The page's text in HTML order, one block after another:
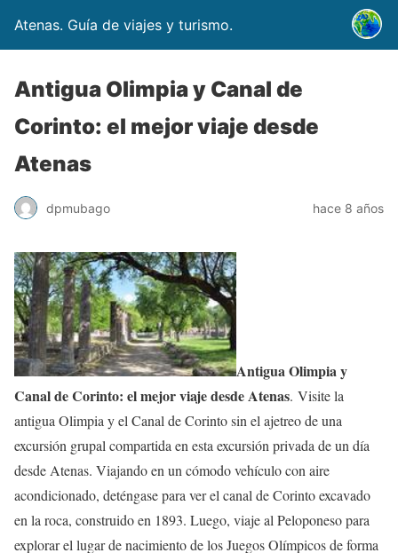
Atenas. Guía de viajes y turismo.
Antigua Olimpia y Canal de
Corinto: el mejor viaje desde
Atenas
dpmubago hace 8 años
Antigua Olimpia y
Canal de Corinto: el mejor viaje desde Atenas. Visite la
antigua Olimpia y el Canal de Corinto sin el ajetreo de una
excursión grupal compartida en esta excursión privada de un día
desde Atenas. Viajando en un cómodo vehículo con aire
acondicionado, deténgase para ver el canal de Corinto excavado
en la roca, construido en 1893. Luego, viaje al Peloponeso para
explorar el lugar de nacimiento de los Juegos Olímpicos de forma